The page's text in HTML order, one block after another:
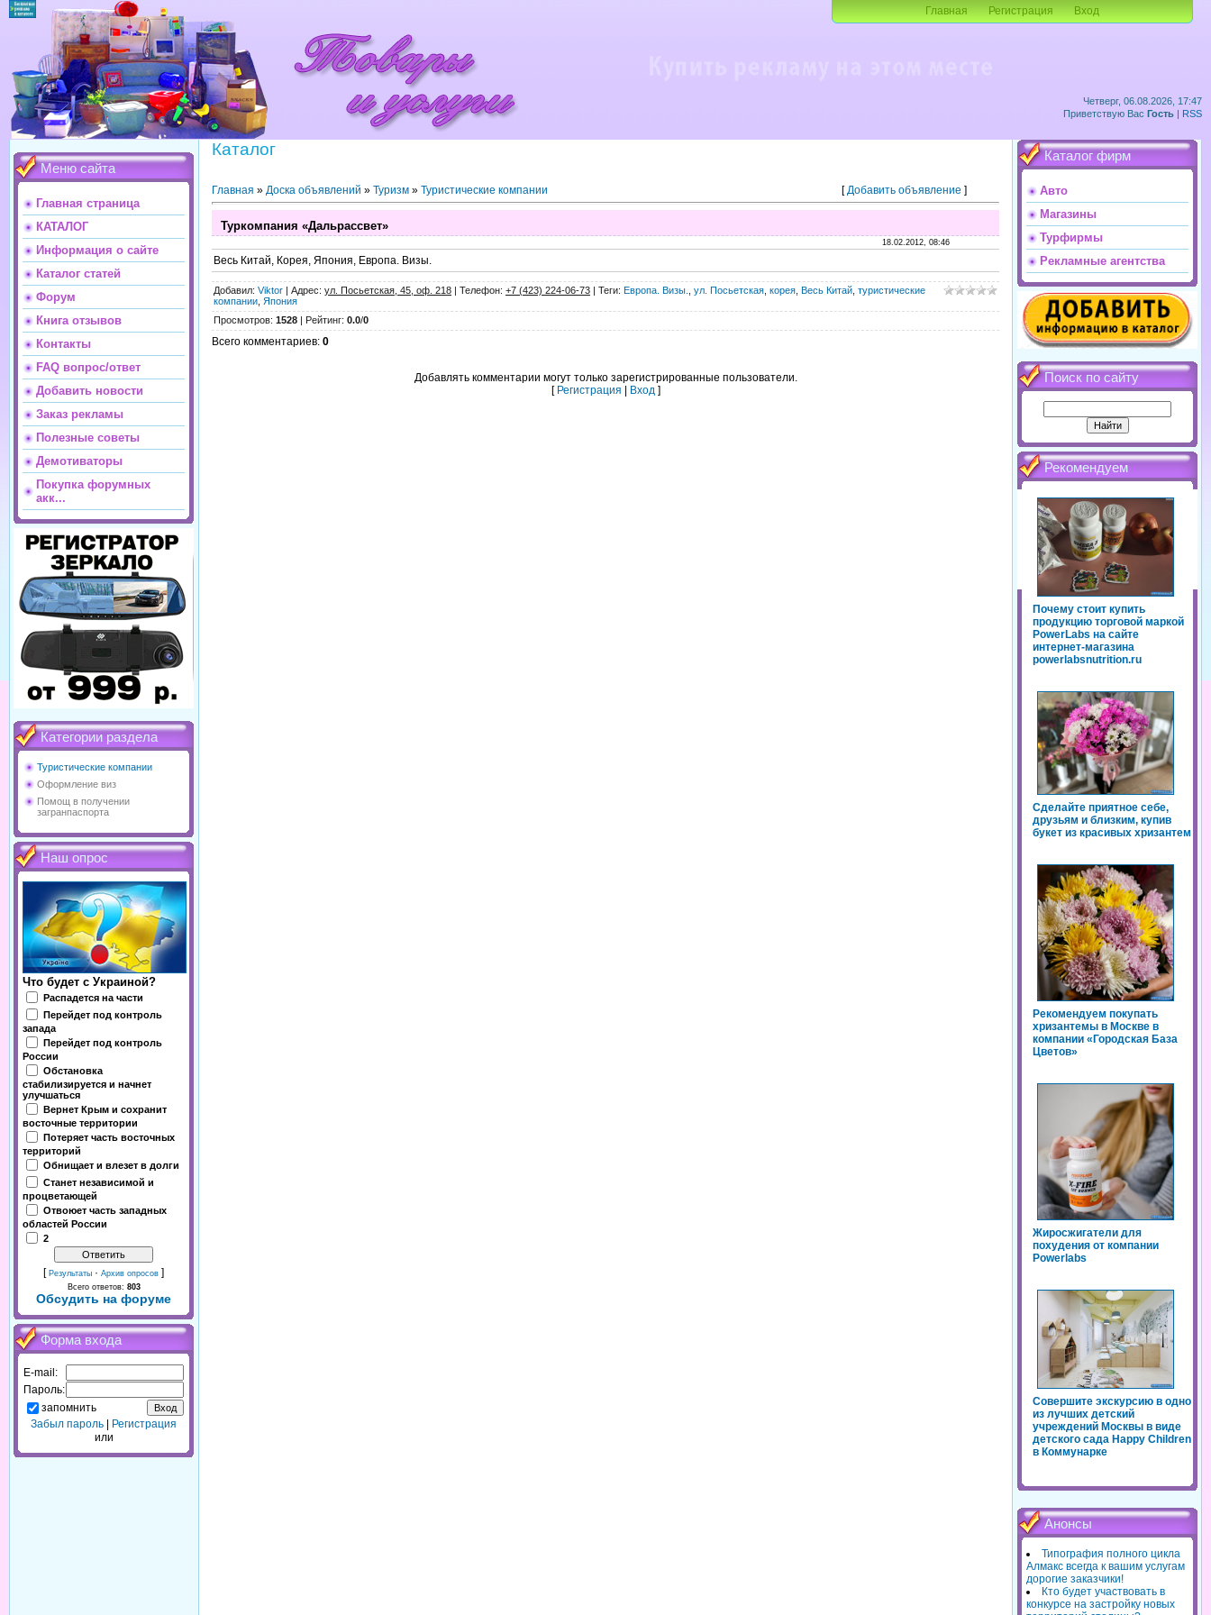
Четверг, 06.08.2026, 17:47
Приветствую Вас Гость | RSS
Главная Регистрация Вход
Меню сайта
Главная страница
КАТАЛОГ
Информация о сайте
Каталог статей
Форум
Книга отзывов
Контакты
FAQ вопрос/ответ
Добавить новости
Заказ рекламы
Полезные советы
Демотиваторы
Покупка форумных
акк...
Категории раздела
Туристические компании
Оформление виз
Помощ в получении
загранпаспорта
Наш опрос
Что будет с Украиной?
Распадется на части
Перейдет под контроль
запада
Перейдет под контроль
России
Обстановка
стабилизируется и начнет
улучшаться
Вернет Крым и сохранит
восточные территории
Потеряет часть восточных
территорий
Обнищает и влезет в долги
Станет независимой и
процветающей
Отвоюет часть западных
областей России
2
[ Результаты · Архив опросов ]
Всего ответов: 803
Обсудить на форуме
Форма входа
E-mail:
Пароль:
запомнить
Забыл пароль
Регистрация
или
Каталог
Главная » Доска объявлений » Туризм » Туристические компании [ Добавить объявление ]
Туркомпания «Дальрассвет»
18.02.2012, 08:46
Весь Китай, Корея, Япония, Европа. Визы.
Добавил: Viktor | Адрес: ул. Посьетская, 45, оф. 218 | Телефон: +7 (423) 224-06-73 | Теги: Европа. Визы. ул. Посьетская корея Весь Китай туристические
компании Япония
Просмотров: 1528 | Рейтинг: 0.0/0
Всего комментариев: 0
Добавлять комментарии могут только зарегистрированные пользователи.
[ Регистрация | Вход ]
Каталог фирм
Авто
Магазины
Турфирмы
Рекламные агентства
Поиск по сайту
Рекомендуем
Почему стоит купить
продукцию торговой маркой
PowerLabs на сайте
интернет-магазина
powerlabsnutrition.ru
Сделайте приятное себе,
друзьям и близким, купив
букет из красивых хризантем
Рекомендуем покупать
хризантемы в Москве в
компании «Городская База
Цветов»
Жиросжигатели для
похудения от компании
Powerlabs
Совершите экскурсию в одно
из лучших детский
учреждений Москвы в виде
детского сада Happy Children
в Коммунарке
Анонсы
Типография полного цикла
Алмакс всегда к вашим услугам
дорогие заказчики!
Кто будет участвовать в
конкурсе на застройку новых